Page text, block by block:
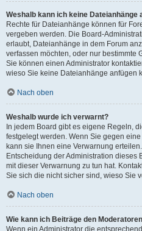
Weshalb kann ich keine Dateianhänge
Rechte für Dateianhänge können für
vergeben werden. Die Board-
erlaubt, Dateianhänge in dem Forum
verfassen möchten, oder nur bestimmte
Sie können einen Administrator
wieso Sie keine Dateianhänge anfügen
Nach oben
Weshalb wurde ich verwarnt?
In jedem Board gibt es eigene Regeln,
festgelegt werden. Wenn Sie gegen
kann sie Ihnen eine Verwarnung
Entscheidung der Administration dieses
mit dieser Verwarnung zu tun hat.
Sie sich die nicht sicher sind, wieso Sie
Nach oben
Wie kann ich Beiträge den
Wenn ein Administrator die